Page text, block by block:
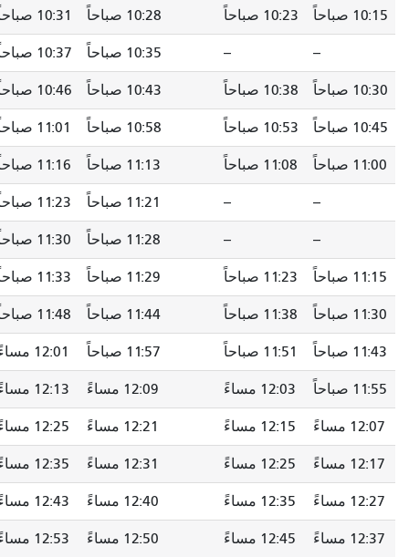
10:15 صباحاً 10:23 صباحاً 10:28 صباحاً 10:31 صباحاً
10:35 صباحاً 10:37 صباحاً
10:30 صباحاً 10:38 صباحاً 10:43 صباحاً 10:46 صباحاً
10:45 صباحاً 10:53 صباحاً 10:58 صباحاً 11:01 صباحاً
11:00 صباحاً 11:08 صباحاً 11:13 صباحاً 11:16 صباحاً
11:21 صباحاً 11:23 صباحاً
11:28 صباحاً 11:30 صباحاً
11:15 صباحاً 11:23 صباحاً 11:29 صباحاً 11:33 صباحاً
11:30 صباحاً 11:38 صباحاً 11:44 صباحاً 11:48 صباحاً
11:43 صباحاً 11:51 صباحاً 11:57 صباحاً 12:01 مساءً
11:55 صباحاً 12:03 مساءً 12:09 مساءً 12:13 مساءً
12:07 مساءً 12:15 مساءً 12:21 مساءً 12:25 مساءً
12:17 مساءً 12:25 مساءً 12:31 مساءً 12:35 مساءً
12:27 مساءً 12:35 مساءً 12:40 مساءً 12:43 مساءً
12:37 مساءً 12:45 مساءً 12:50 مساءً 12:53 مساءً